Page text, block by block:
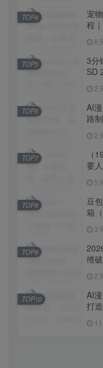
宠
程
6
TOP4
3分
SD
无限
2
TOP5
AI
路
2
TOP6
（
要
5
TOP7
豆
箱
景 3
TOP8
维
度2
TOP9
AI
打
流
TOP10